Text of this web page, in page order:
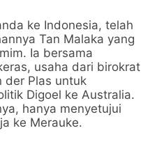
ke Indonesia, telah
Tan Malaka yang
Ia bersama
usaha dari birokrat
der Plas untuk
Digoel ke Australia.
hanya menyetujui
ke Merauke.